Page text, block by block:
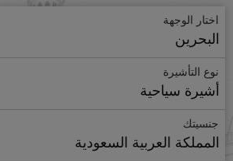
اختار الوجهة
البحرين
نوع التأشيرة
أشيرة سياحية
جنسيتك
المملكة العربية السعودية